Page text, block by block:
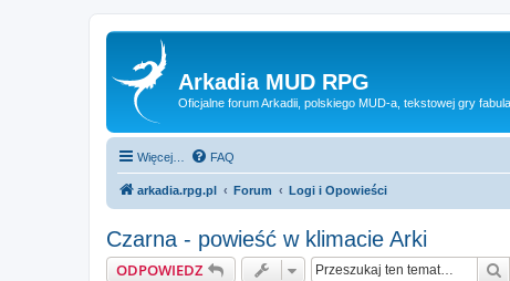
Arkadia MUD RPG
Oficjalne forum Arkadii, polskiego MUD-a, tekstowej gry
Więcej… FAQ
arkadia.rpg.pl Forum Logi i Opowieści
Czarna - powieść w klimacie Arki
ODPOWIEDZ